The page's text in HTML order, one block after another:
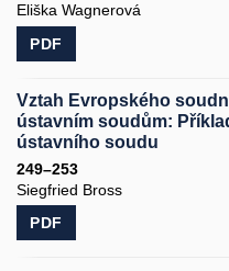
Eliška Wagnerová
PDF
Vztah Evropského
ústavním soudům:
ústavního soudu
249–253
Siegfried Bross
PDF